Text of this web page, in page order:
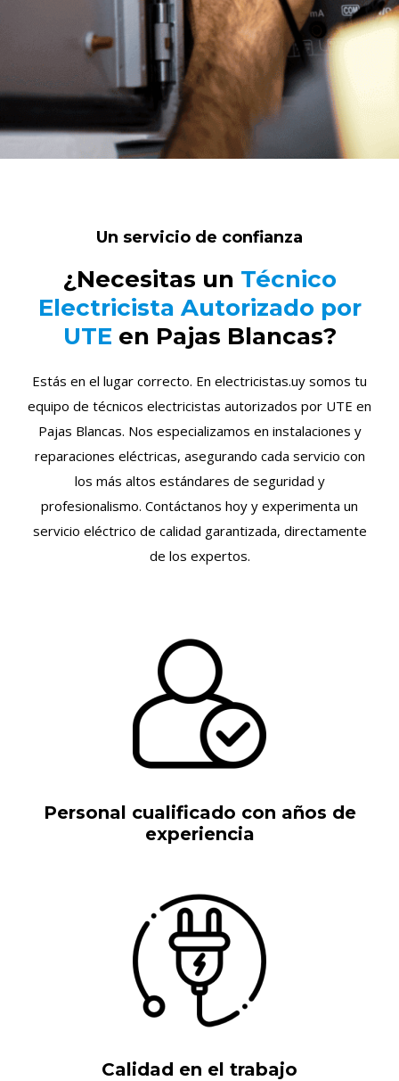
Un servicio de confianza
¿Necesitas un Técnico
Electricista Autorizado por
UTE en Pajas Blancas?
Estás en el lugar correcto. En electricistas.uy somos tu
equipo de técnicos electricistas autorizados por UTE en
Pajas Blancas. Nos especializamos en instalaciones y
reparaciones eléctricas, asegurando cada servicio con
los más altos estándares de seguridad y
profesionalismo. Contáctanos hoy y experimenta un
servicio eléctrico de calidad garantizada, directamente
de los expertos.
Personal cualificado con años de
experiencia
Calidad en el trabajo